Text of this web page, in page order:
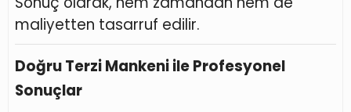
maliyetten tasarruf edilir.
Doğru Terzi Mankeni ile Profesyonel
Sonuçlar